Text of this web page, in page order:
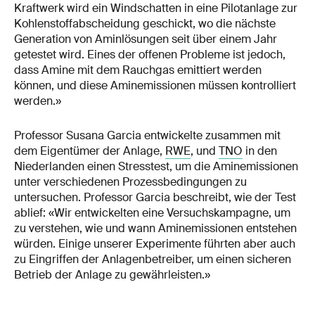
Kraftwerk wird ein Windschatten in eine Pilotanlage zur
Kohlenstoffabscheidung geschickt, wo die nächste
Generation von Aminlösungen seit über einem Jahr
getestet wird. Eines der offenen Probleme ist jedoch,
dass Amine mit dem Rauchgas emittiert werden
können, und diese Aminemissionen müssen kontrolliert
werden.»
Professor Susana Garcia entwickelte zusammen mit
dem Eigentümer der Anlage, RWE, und TNO in den
Niederlanden einen Stresstest, um die Aminemissionen
unter verschiedenen Prozessbedingungen zu
untersuchen. Professor Garcia beschreibt, wie der Test
ablief: «Wir entwickelten eine Versuchskampagne, um
zu verstehen, wie und wann Aminemissionen entstehen
würden. Einige unserer Experimente führten aber auch
zu Eingriffen der Anlagenbetreiber, um einen sicheren
Betrieb der Anlage zu gewährleisten.»